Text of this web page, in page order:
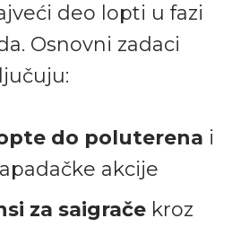
deo lopti u fazi
Osnovni zadaci
do poluterena i
akcije
za saigrače kroz